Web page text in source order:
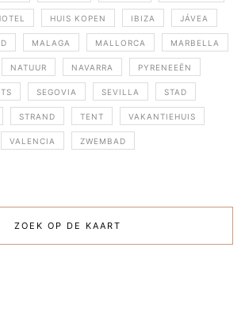
HUIS KOPEN IBIZA JÁVEA
MALAGA MALLORCA MARBELLA
NATUUR NAVARRA PYRENEEËN
SEGOVIA SEVILLA STAD
STRAND TENT VAKANTIEHUIS
VALENCIA ZWEMBAD
ZOEK OP DE KAART